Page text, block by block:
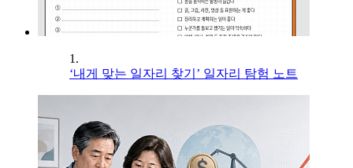
1.
‘내게 맞는 일자리 찾기’ 일자리 탐험 노트